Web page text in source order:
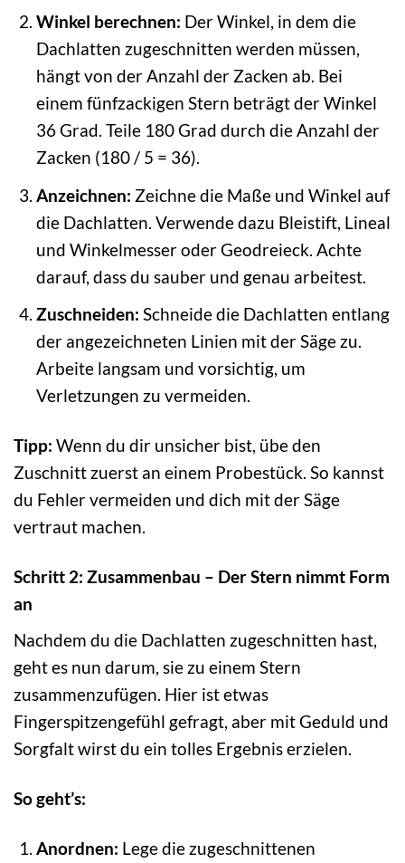
Winkel berechnen: Der Winkel, in dem die
Dachlatten zugeschnitten werden müssen,
hängt von der Anzahl der Zacken ab. Bei
einem fünfzackigen Stern beträgt der Winkel
36 Grad. Teile 180 Grad durch die Anzahl der
Zacken (180 / 5 = 36).
Anzeichnen: Zeichne die Maße und Winkel auf
die Dachlatten. Verwende dazu Bleistift, Lineal
und Winkelmesser oder Geodreieck. Achte
darauf, dass du sauber und genau arbeitest.
Zuschneiden: Schneide die Dachlatten entlang
der angezeichneten Linien mit der Säge zu.
Arbeite langsam und vorsichtig, um
Verletzungen zu vermeiden.
Tipp: Wenn du dir unsicher bist, übe den
Zuschnitt zuerst an einem Probestück. So kannst
du Fehler vermeiden und dich mit der Säge
vertraut machen.
Schritt 2: Zusammenbau – Der Stern nimmt Form
an
Nachdem du die Dachlatten zugeschnitten hast,
geht es nun darum, sie zu einem Stern
zusammenzufügen. Hier ist etwas
Fingerspitzengefühl gefragt, aber mit Geduld und
Sorgfalt wirst du ein tolles Ergebnis erzielen.
So geht’s:
Anordnen: Lege die zugeschnittenen